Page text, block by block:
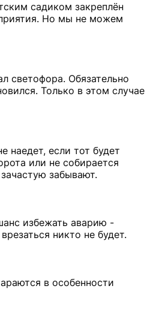
садиком закреплён
Но мы не можем
светофора. Обязательно
Только в этом случае
наедет, если тот будет
или не собирается
забывают.
избежать аварию -
никто не будет.
в особенности